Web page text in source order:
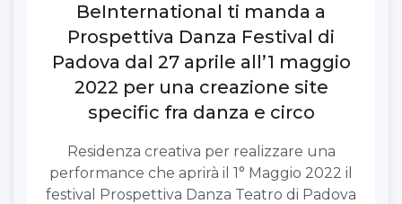
BeInternational ti manda a
Prospettiva Danza Festival di
Padova dal 27 aprile all’1 maggio
2022 per una creazione site
specific fra danza e circo
Residenza creativa per realizzare una
performance che aprirà il 1° Maggio 2022 il
festival Prospettiva Danza Teatro di Padova